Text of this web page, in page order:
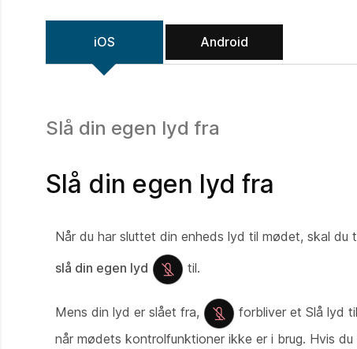
iOS Android
Slå din egen lyd fra
Slå din egen lyd fra
Når du har sluttet din enheds lyd til mødet, skal du
slå din egen lyd
til.
Mens din lyd er slået fra,
forbliver et Slå lyd
når mødets kontrolfunktioner ikke er i brug. Hvis